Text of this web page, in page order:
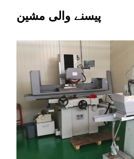
پیسنے والی مشین